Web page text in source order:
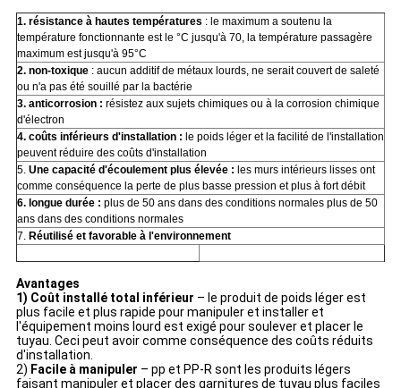
1. résistance à hautes températures : le maximum a soutenu la
température fonctionnante est le °C jusqu'à 70, la température passagère
maximum est jusqu'à 95°C
2. non-toxique: aucun additif de métaux lourds, ne serait couvert de saleté
ou n'a pas été souillé par la bactérie
3. anticorrosion : résistez aux sujets chimiques ou à la corrosion chimique
d'électron
4. coûts inférieurs d'installation : le poids léger et la facilité de l'installation
peuvent réduire des coûts d'installation
5. Une capacité d'écoulement plus élevée : les murs intérieurs lisses ont
comme conséquence la perte de plus basse pression et plus à fort débit
6. longue durée : plus de 50 ans dans des conditions normales plus de 50
ans dans des conditions normales
7. Réutilisé et favorable à l'environnement
Avantages
1) Coût installé total inférieur – le produit de poids léger est
plus facile et plus rapide pour manipuler et installer et
l'équipement moins lourd est exigé pour soulever et placer le
tuyau. Ceci peut avoir comme conséquence des coûts réduits
d'installation.
2) Facile à manipuler – pp et PP-R sont les produits légers
faisant manipuler et placer des garnitures de tuyau plus faciles